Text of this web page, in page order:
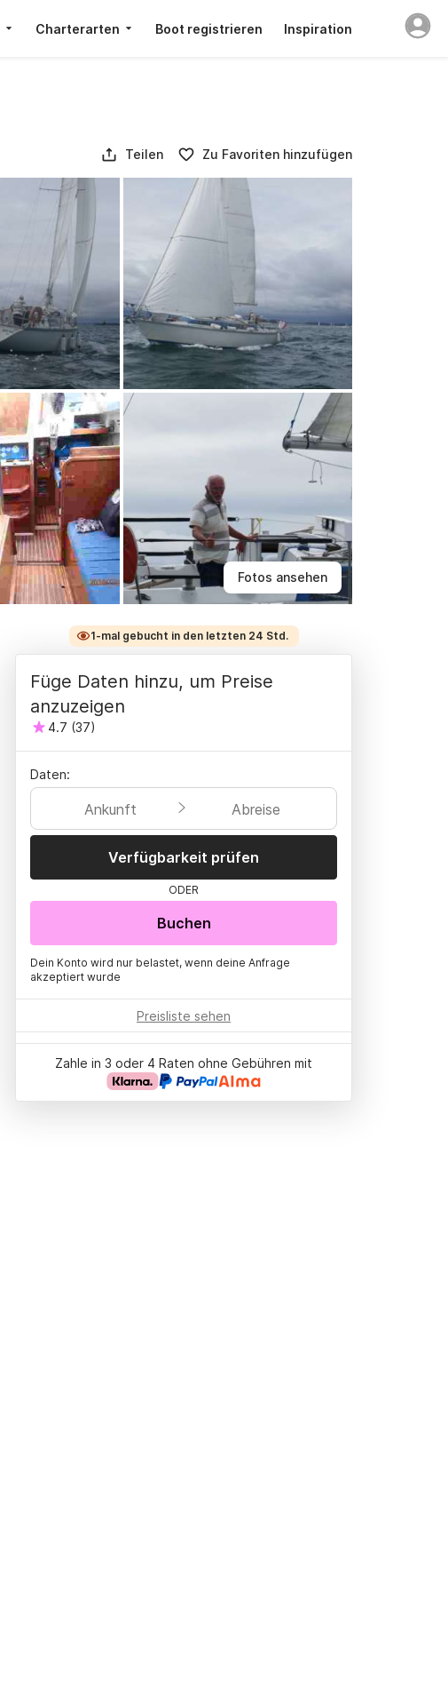
Charterarten Boot registrieren Inspiration
Fotos ansehen
Teilen Zu Favoriten hinzufügen
1-mal gebucht in den letzten 24 Std.
Füge Daten hinzu, um Preise
anzuzeigen
4.7 (37)
Daten:
Ankunft Abreise
Verfügbarkeit prüfen
ODER
Buchen
Dein Konto wird nur belastet, wenn deine Anfrage
akzeptiert wurde
Preisliste sehen
Zahle in 3 oder 4 Raten ohne Gebühren mit